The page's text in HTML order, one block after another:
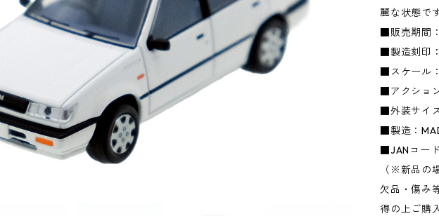
麗な状態で
■販売期間
■製造刻印
■スケール
■アクショ
■外装サイ
■製造：
■JANコー
（※新品の
欠品・傷み
得の上ご購